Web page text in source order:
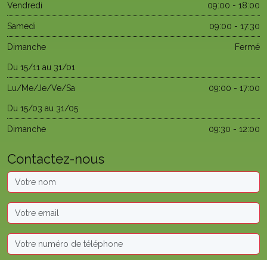
Vendredi 09:00 - 18:00
Samedi 09:00 - 17:30
Dimanche Fermé
Du 15/11 au 31/01
Lu/Me/Je/Ve/Sa 09:00 - 17:00
Du 15/03 au 31/05
Dimanche 09:30 - 12:00
Contactez-nous